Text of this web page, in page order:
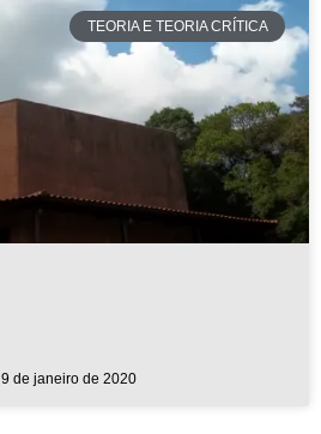
TEORIA E TEORIA CRÍTICA
9 de janeiro de 2020